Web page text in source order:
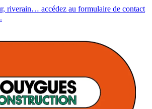
riverain… accédez au formulaire de contact